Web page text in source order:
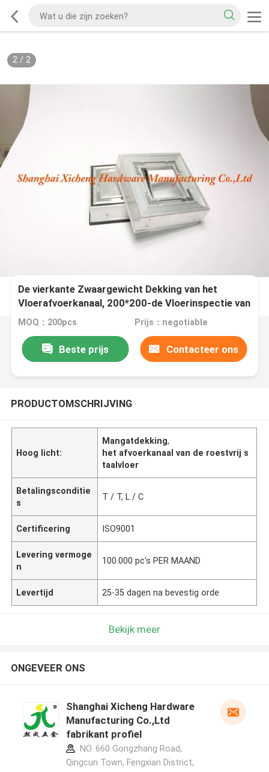
2/ 2
De vierkante Zwaargewicht Dekking van het
Vloerafvoerkanaal, 200*200-de Vloerinspectie van
de Afvoerkanaaldekking
MOQ：200pcs Prijs：negotiable
Beste prijs Contacteer ons
PRODUCTOMSCHRIJVING
Hoog licht:
Mangatdekking,
het afvoerkanaal van de roestvrij s
taalvloer
Betalingsconditie
s
T / T, L / C
Certificering ISO9001
Levering vermoge
n
100.000 pc's PER MAAND
Levertijd 25-35 dagen na bevestig orde
Bekijk meer
ONGEVEER ONS
Shanghai Xicheng Hardware
Manufacturing Co.,Ltd
fabrikant profiel
NO. 660 Gongzhang Road,
Qingcun Town, Fengxian District,